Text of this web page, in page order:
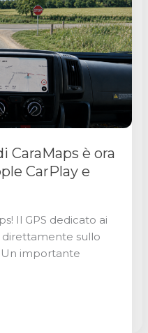
CaraMaps è ora
CarPlay e
Il GPS dedicato ai
sullo
importante